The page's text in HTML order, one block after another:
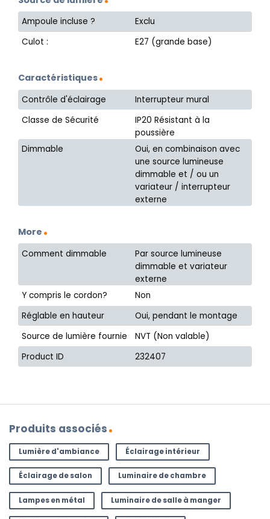
Ampoule incluse ?
Exclu
Culot :
E27 (grande base)
Caractéristiques
Contrôle d'éclairage
Interrupteur mural
Classe de Sécurité
IP20 Résistant à la
poussière
Dimmable
Oui, en combinaison avec
une source lumineuse
dimmable et / ou un
variateur / interrupteur
externe
More
Comment dimmable
Par source lumineuse
dimmable et variateur
externe
Y compris le cordon?
Non
Réglable en hauteur
Oui, pendant le montage
Source de lumière fournie
NVT (Non valable)
Product ID
232407
Produits associés
Lumière d'ambiance Éclairage intérieur
Éclairage de salon Luminaire de chambre
Lampes en métal Luminaire de salle à manger